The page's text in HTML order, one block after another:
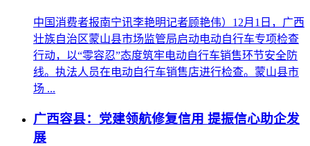
中国消费者报南宁讯李艳明记者顾艳伟）12月1日，广西
壮族自治区蒙山县市场监管局启动电动自行车专项检查
行动，以“零容忍”态度筑牢电动自行车销售环节安全防
线。执法人员在电动自行车销售店进行检查。蒙山县市
场 ...
广西容县：党建领航修复信用 提振信心助企发
展